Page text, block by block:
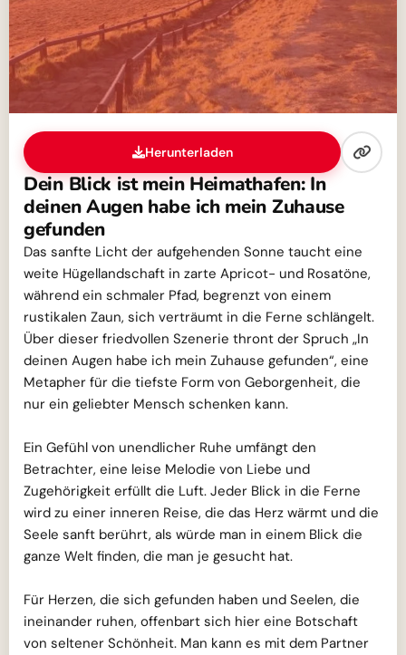
Herunterladen
Dein Blick ist mein Heimathafen: In
deinen Augen habe ich mein Zuhause
gefunden
Das sanfte Licht der aufgehenden Sonne taucht eine
weite Hügellandschaft in zarte Apricot- und Rosatöne,
während ein schmaler Pfad, begrenzt von einem
rustikalen Zaun, sich verträumt in die Ferne schlängelt.
Über dieser friedvollen Szenerie thront der Spruch „In
deinen Augen habe ich mein Zuhause gefunden“, eine
Metapher für die tiefste Form von Geborgenheit, die
nur ein geliebter Mensch schenken kann.
Ein Gefühl von unendlicher Ruhe umfängt den
Betrachter, eine leise Melodie von Liebe und
Zugehörigkeit erfüllt die Luft. Jeder Blick in die Ferne
wird zu einer inneren Reise, die das Herz wärmt und die
Seele sanft berührt, als würde man in einem Blick die
ganze Welt finden, die man je gesucht hat.
Für Herzen, die sich gefunden haben und Seelen, die
ineinander ruhen, offenbart sich hier eine Botschaft
von seltener Schönheit. Man kann es mit dem Partner